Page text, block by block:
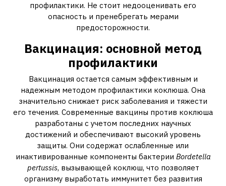
профилактики. Не стоит недооценивать его
опасность и пренебрегать мерами
предосторожности.
Вакцинация: основной метод
профилактики
Вакцинация остается самым эффективным и
надежным методом профилактики коклюша. Она
значительно снижает риск заболевания и тяжести
его течения. Современные вакцины против коклюша
разработаны с учетом последних научных
достижений и обеспечивают высокий уровень
защиты. Они содержат ослабленные или
инактивированные компоненты бактерии Bordetella
pertussis, вызывающей коклюш, что позволяет
организму выработать иммунитет без развития